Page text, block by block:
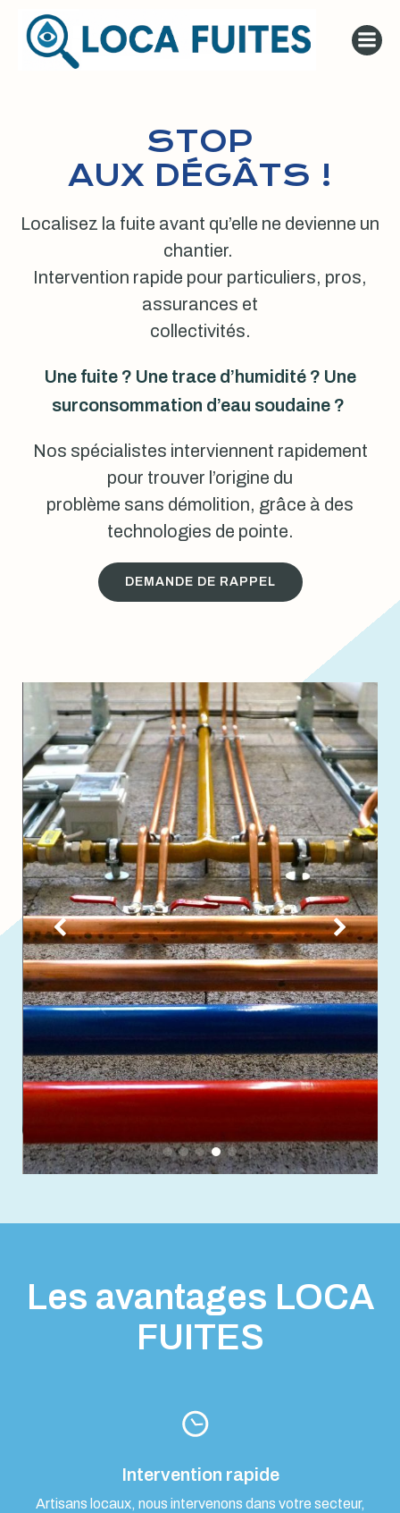
au
contenu
STOP
AUX DÉGÂTS !
Localisez la fuite avant qu’elle ne devienne un
chantier.
Intervention rapide pour particuliers, pros,
assurances et
collectivités.
Une fuite ? Une trace d’humidité ? Une
surconsommation d’eau soudaine ?
Nos spécialistes interviennent rapidement
pour trouver l’origine du
problème sans démolition, grâce à des
technologies de pointe.
DEMANDE DE RAPPEL
Les avantages LOCA
FUITES
Intervention rapide
Artisans locaux, nous intervenons dans votre secteur,